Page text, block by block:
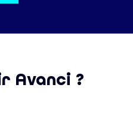
Avanci ?